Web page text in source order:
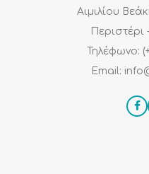
Αιμιλίου
Περιστέρι
Τηλέφωνο:
Email: